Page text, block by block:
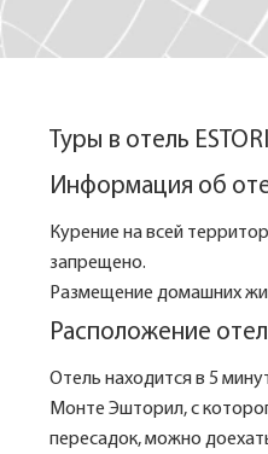
Туры в отель
Информация об
Курение на всей
запрещено.
Размещение домашних
Расположение
Отель находится в 5
Монте Эшторил, с
пересадок, можно